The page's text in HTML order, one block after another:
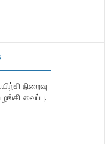
நிறைவு
வைப்பு.